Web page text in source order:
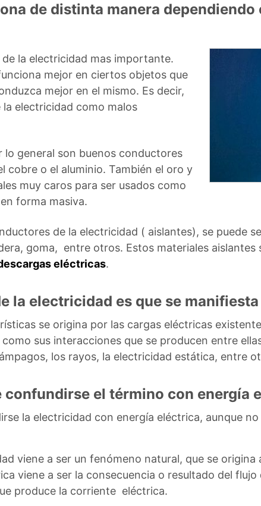
de distinta manera dependiendo
la electricidad mas importante.
mejor en ciertos objetos que
mejor en el mismo. Es decir,
electricidad como malos
general son buenos conductores
cobre o el aluminio. También el oro y
muy caros para ser usados como
forma masiva.
de la electricidad ( aislantes), se puede
goma, entre otros. Estos materiales aislantes
eléctricas.
la electricidad es que se
se origina por las cargas eléctricas
sus interacciones que se producen entre
los rayos, la electricidad estática, entre
confundirse el término con energía
la electricidad con energía eléctrica, aunque
viene a ser un fenómeno natural, que se
viene a ser la consecuencia o resultado del
produce la corriente eléctrica.